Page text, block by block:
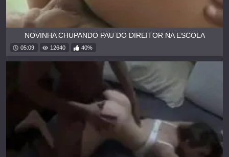
NOVINHA CHUPANDO PAU DO DIREITOR NA ESCOLA
05:09 12640 40%